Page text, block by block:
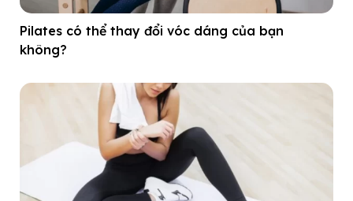
Pilates có thể thay đổi vóc dáng của bạn
không?